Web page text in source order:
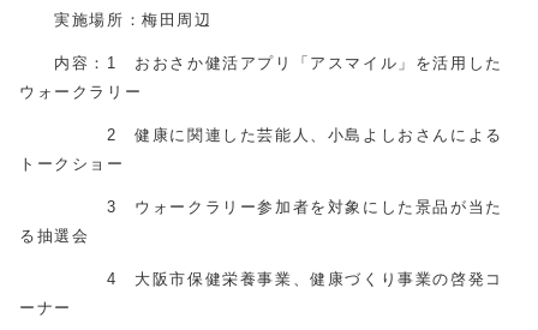
実施場所：梅田周辺
内容：1 おおさか健活アプリ「アスマイル」を活用した
ウォークラリー
2 健康に関連した芸能人、小島よしおさんによる
トークショー
3 ウォークラリー参加者を対象にした景品が当た
る抽選会
4 大阪市保健栄養事業、健康づくり事業の啓発コ
ーナー